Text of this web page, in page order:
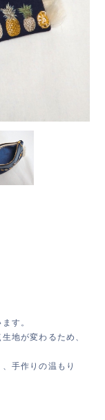
す。
地が変わるため、
手作りの温もり